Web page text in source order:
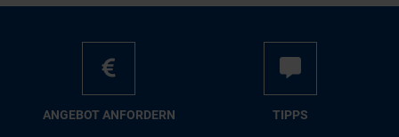
AN­GE­BOT AN­FOR­DERN TIPPS